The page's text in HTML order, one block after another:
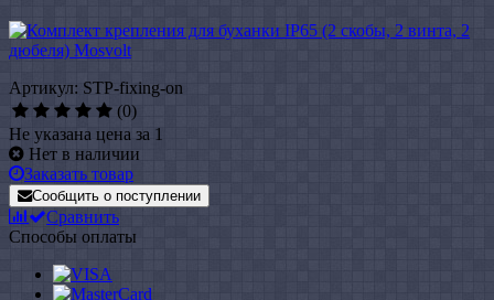
Артикул: STP-fixing-on
(0)
Не указана цена за 1
Нет в наличии
Заказать товар
Сообщить о поступлении
Сравнить
Способы оплаты